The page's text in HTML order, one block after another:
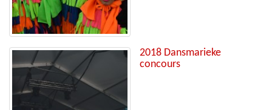
2018 Dansmarieke
concours